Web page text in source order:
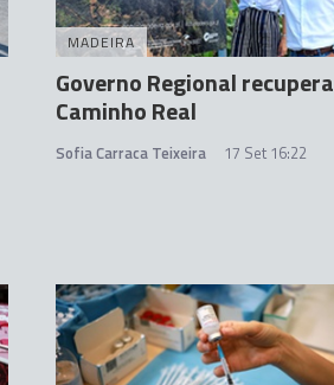
MADEIRA
Governo Regional recupera
Caminho Real
Sofia Carraca Teixeira 17 Set 16:22